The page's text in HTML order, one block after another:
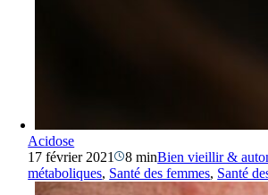
Acidose
17 février 2021
8 minBien vieillir &
métaboliques, Santé des femmes, Santé